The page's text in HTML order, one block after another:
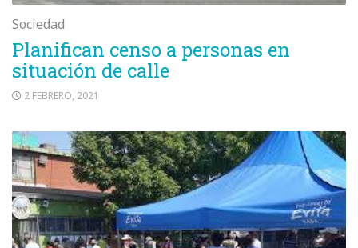
Sociedad
Planifican censo a personas en
situación de calle
2 FEBRERO, 2021